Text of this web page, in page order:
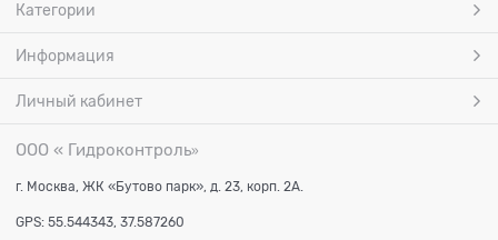
Категории
Информация
Личный кабинет
ООО « Гидроконтроль»
г. Москва, ЖК «Бутово парк», д. 23, корп. 2А.
GPS: 55.544343, 37.587260